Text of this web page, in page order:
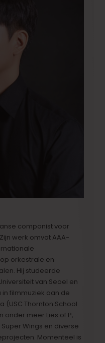
componist voor
werk omvat AAA-
orkestrale en
Hij studeerde
van Seoel en
filmmuziek aan de
(USC Thornton School
onder meer Lies of P,
Super Wings en diverse
Momenteel is